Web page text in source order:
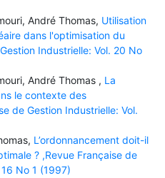
André Thomas, Utilisation
dans l'optimisation du
Industrielle: Vol. 20 No
André Thomas , La
le contexte des
de Gestion Industrielle: Vol.
L’ordonnancement doit-il
? ,Revue Française de
No 1 (1997)